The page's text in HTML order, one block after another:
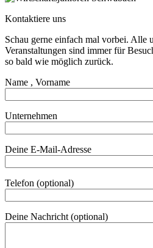
Kontaktiere uns
Schau gerne einfach mal vorbei. Alle
Veranstaltungen sind immer für
so bald wie möglich zurück.
Name , Vorname
Unternehmen
Deine E-Mail-Adresse
Telefon (optional)
Deine Nachricht (optional)